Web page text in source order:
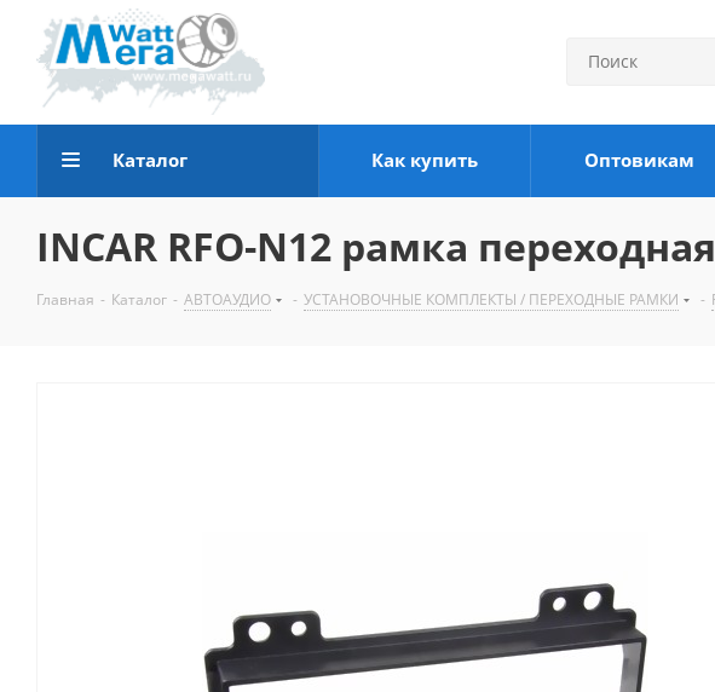
Каталог Как купить Оптовикам
INCAR RFO-N12 рамка
Главная - Каталог - АВТОАУДИО - УСТАНОВОЧНЫЕ КОМПЛЕКТЫ / ПЕРЕХОДНЫЕ РАМКИ -